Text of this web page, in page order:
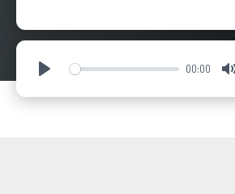
Play 00:00